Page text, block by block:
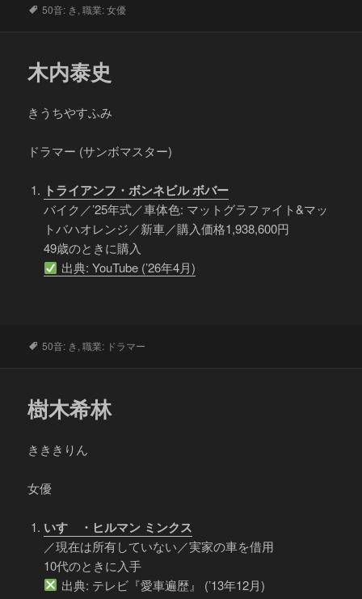
タ
50音: き,職業: 女優
木内泰史
きうちやすふみ
ドラマー (サンボマスター)
トライアンフ・ボンネビル ボバー
バイク／’25年式／車体色: マットグラファイト&マッ
トバハオレンジ／新車／購入価格1,938,600円
49歳のときに購入
出典: YouTube (’26年4月)
タ
50音: き,職業: ドラマー
樹木希林
きききりん
女優
いすゞ・ヒルマン ミンクス
／現在は所有していない／実家の車を借用
10代のときに入手
出典: テレビ『愛車遍歴』 (’13年12月)